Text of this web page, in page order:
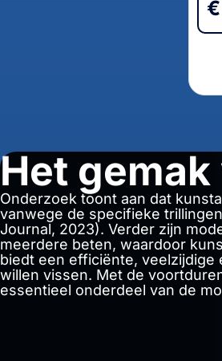
€
Het
Onderzoek toont aan dat
vanwege de specifieke
Journal, 2023). Verder zijn
meerdere beten, waardoor
biedt een efficiënte,
willen vissen. Met de
essentieel onderdeel van de